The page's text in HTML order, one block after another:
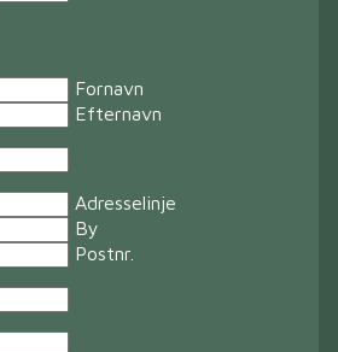
Fornavn
Efternavn
Adresselinje
By
Postnr.